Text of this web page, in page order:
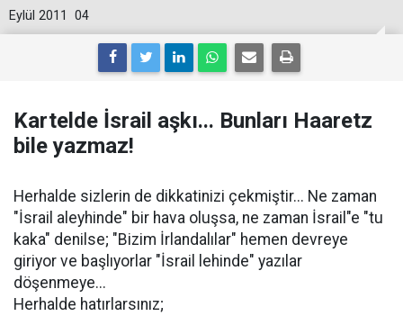
04
Eylül 2011
Kartelde İsrail aşkı... Bunları Haaretz
bile yazmaz!
Herhalde sizlerin de dikkatinizi çekmiştir... Ne zaman
"İsrail aleyhinde" bir hava oluşsa, ne zaman İsrail"e "tu
kaka" denilse; "Bizim İrlandalılar" hemen devreye
giriyor ve başlıyorlar "İsrail lehinde" yazılar
döşenmeye...
Herhalde hatırlarsınız;